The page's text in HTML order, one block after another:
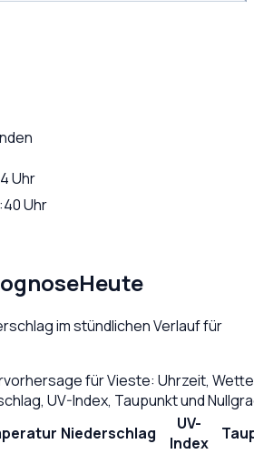
Uhr
Uhr
Heute
im stündlichen Verlauf für
fürVieste: Uhrzeit,
UV-Index, Taupunkt und
Niederschlag
UV-
Index